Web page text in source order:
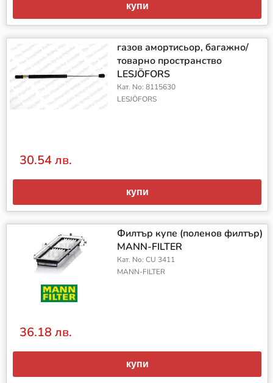
купи
газов амортисьор, багажно/
товарно пространство
LESJÖFORS
Кат. No: 8115630
LESJÖFORS
30.54 лв.
купи
Филтър купе (поленов филтър)
MANN-FILTER
Кат. No: CU 3411
MANN-FILTER
36.18 лв.
купи